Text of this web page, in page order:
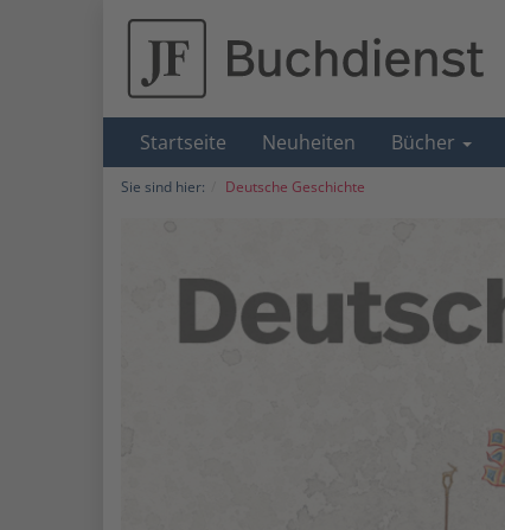
Startseite Neuheiten Bücher
Sie sind hier: Deutsche Geschichte